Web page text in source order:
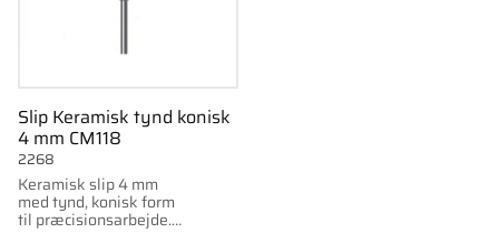
Slip Keramisk tynd konisk
4 mm CM118
Keramisk slip 4 mm
med tynd, konisk form
til præcisionsarbejde.
2268